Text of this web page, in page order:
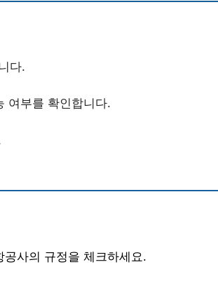
다.
여부를 확인합니다.
사의 규정을 체크하세요.